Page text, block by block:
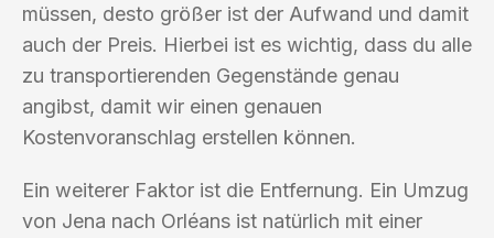
müssen, desto größer ist der Aufwand und damit
auch der Preis. Hierbei ist es wichtig, dass du alle
zu transportierenden Gegenstände genau
angibst, damit wir einen genauen
Kostenvoranschlag erstellen können.
Ein weiterer Faktor ist die Entfernung. Ein Umzug
von Jena nach Orléans ist natürlich mit einer